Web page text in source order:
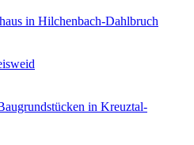
in Hilchenbach-Dahlbruch
in Kreuztal-